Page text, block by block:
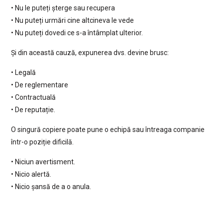
• Nu le puteți șterge sau recupera
• Nu puteți urmări cine altcineva le vede
• Nu puteți dovedi ce s-a întâmplat ulterior.
Și din această cauză, expunerea dvs. devine brusc:
• Legală
• De reglementare
• Contractuală
• De reputație.
O singură copiere poate pune o echipă sau întreaga companie
într-o poziție dificilă.
• Niciun avertisment.
• Nicio alertă.
• Nicio șansă de a o anula.